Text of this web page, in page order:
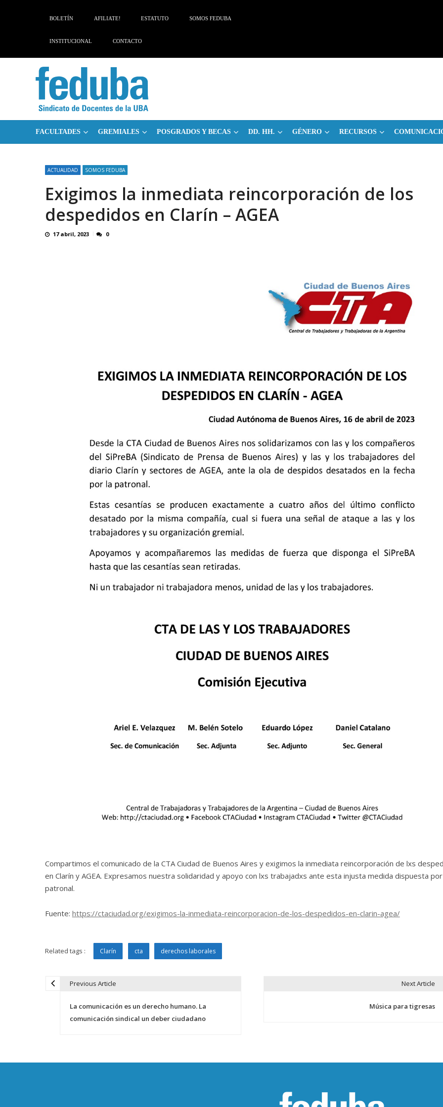
BOLETÍN AFILIATE! ESTATUTO SOMOS FEDUBA
INSTITUCIONAL CONTACTO
FACULTADES GREMIALES POSGRADOS Y BECAS DD. HH. GÉNERO RECURSOS
ACTUALIDAD SOMOS FEDUBA
Exigimos la inmediata reincorporación de los
despedidos en Clarín – AGEA
17 abril, 2023 0
Compartimos el comunicado de la CTA Ciudad de Buenos Aires y exigimos la inmediata reincorporación de lxs
en Clarín y AGEA. Expresamos nuestra solidaridad y apoyo con lxs trabajadxs ante esta injusta medida dispuesta
patronal.
Fuente: https://ctaciudad.org/exigimos-la-inmediata-reincorporacion-de-los-despedidos-en-clarin-agea/
Related tags : Clarín cta derechos laborales
e
Previous Article
La comunicación es un derecho humano. La
comunicación sindical un deber ciudadano
Next Article
Música para tigresas